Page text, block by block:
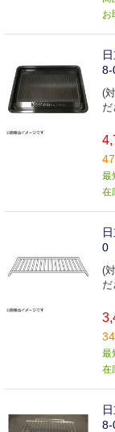
お
8-
(
だ
最
在
0
(
だ
最
在
8-